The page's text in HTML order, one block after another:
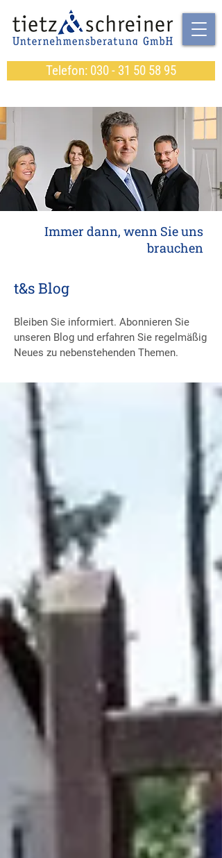
Telefon: 030 - 31 50 58 95
Immer dann, wenn Sie uns
brauchen
t&s Blog
Bleiben Sie informiert. Abonnieren Sie
unseren Blog und erfahren Sie regelmäßig
Neues zu nebenstehenden Themen.